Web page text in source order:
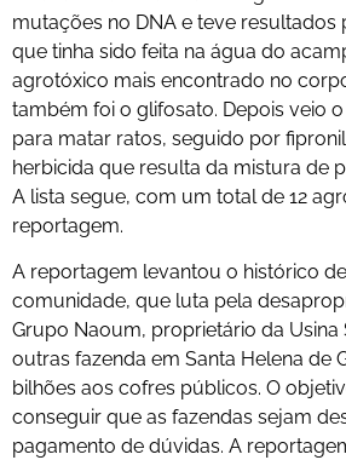
mutações no DNA e teve resultados
que tinha sido feita na água do
agrotóxico mais encontrado no
também foi o glifosato. Depois veio
para matar ratos, seguido por
herbicida que resulta da mistura de
A lista segue, com um total de 12
reportagem.
A reportagem levantou o histórico
comunidade, que luta pela
Grupo Naoum, proprietário da Usina
outras fazenda em Santa Helena de
bilhões aos cofres públicos. O
conseguir que as fazendas sejam
pagamento de dúvidas. A